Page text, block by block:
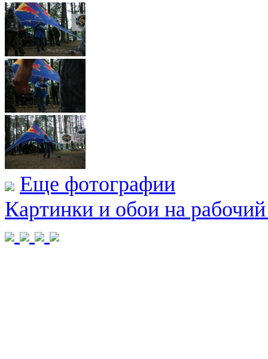
Еще фотографии
Картинки и обои на